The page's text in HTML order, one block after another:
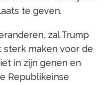
te geven.
zal Trump
sterk maken voor de
in zijn genen en
Republikeinse